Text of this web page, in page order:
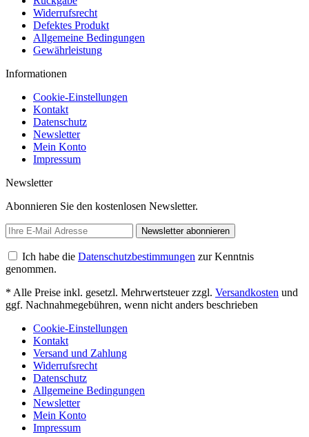
Widerrufsrecht
Defektes Produkt
Allgemeine Bedingungen
Gewährleistung
Informationen
Cookie-Einstellungen
Kontakt
Datenschutz
Newsletter
Mein Konto
Impressum
Newsletter
Abonnieren Sie den kostenlosen Newsletter.
Newsletter abonnieren
Ich habe die Datenschutzbestimmungen zur Kenntnis
genommen.
* Alle Preise inkl. gesetzl. Mehrwertsteuer zzgl. Versandkosten und
ggf. Nachnahmegebühren, wenn nicht anders beschrieben
Cookie-Einstellungen
Kontakt
Versand und Zahlung
Widerrufsrecht
Datenschutz
Allgemeine Bedingungen
Newsletter
Mein Konto
Impressum